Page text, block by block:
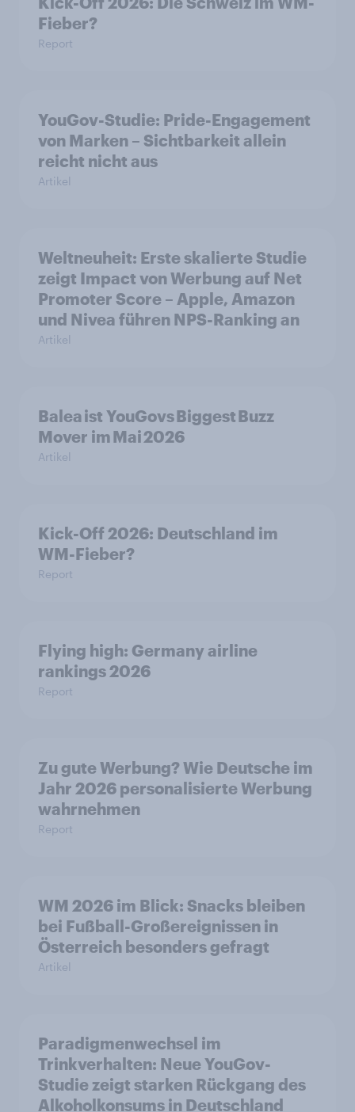
Fieber?​
Report
YouGov-Studie: Pride-Engagement
von Marken – Sichtbarkeit allein
reicht nicht aus
Artikel
Weltneuheit: Erste skalierte Studie
zeigt Impact von Werbung auf Net
Promoter Score – Apple, Amazon
und Nivea führen NPS-Ranking an
Artikel
Balea ist YouGovs Biggest Buzz
Mover im Mai 2026
Artikel
Kick-Off 2026: Deutschland im
WM-Fieber?
Report
Flying high: Germany airline
rankings 2026
Report
Zu gute Werbung? Wie Deutsche im
Jahr 2026 personalisierte Werbung
wahrnehmen
Report
WM 2026 im Blick: Snacks bleiben
bei Fußball-Großereignissen in
Österreich besonders gefragt
Artikel
Paradigmenwechsel im
Trinkverhalten: Neue YouGov-
Studie zeigt starken Rückgang des
Alkoholkonsums in Deutschland